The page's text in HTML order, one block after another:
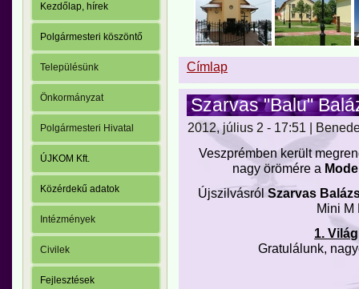
Kezdőlap, hírek
Polgármesteri köszöntő
Településünk
Önkormányzat
Polgármesteri Hivatal
ÚJKOM Kft.
Közérdekű adatok
Intézmények
Civilek
Fejlesztések
Címlap
Szarvas "Balu"
2012, július 2 - 17:51 |
Veszprémben került
nagy örömére a
Újszilvásról Szarvas
Mini M
1.
Gratulálunk,